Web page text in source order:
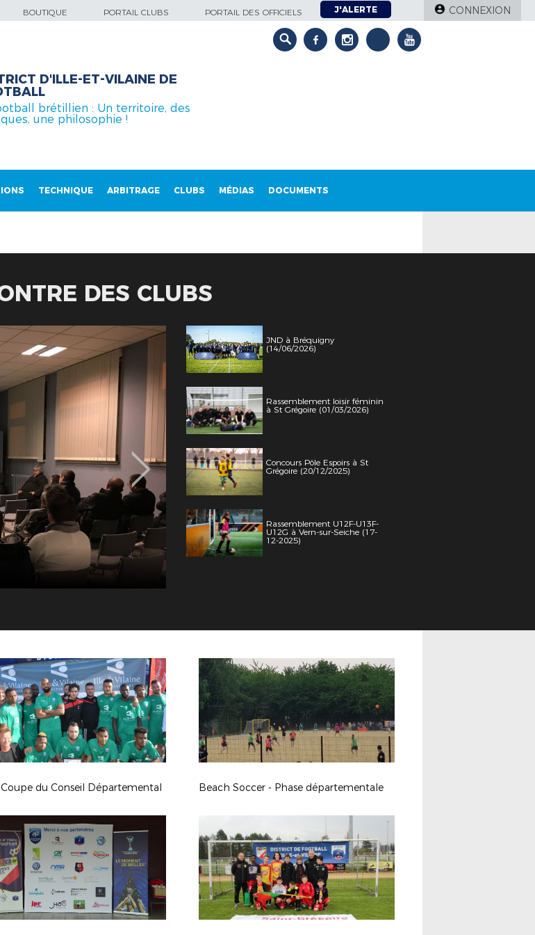
BOUTIQUE PORTAIL CLUBS PORTAIL DES OFFICIELS J'ALERTE CONNEXION
D'ILLE-ET-VILAINE DE
brétillien : Un territoire, des
une philosophie !
TECHNIQUE ARBITRAGE CLUBS MÉDIAS DOCUMENTS
DES CLUBS
JND à Bréquigny
(14/06/2026)
Rassemblement loisir féminin
à St Grégoire (01/03/2026)
Concours Pôle Espoirs à St
Grégoire (20/12/2025)
Rassemblement U12F-U13F-
U12G à Vern-sur-Seiche (17-
12-2025)
Coupe du Conseil Départemental Beach Soccer - Phase départementale